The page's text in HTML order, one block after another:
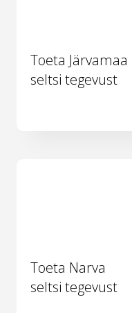
Toeta Järvamaa
seltsi tegevust
Toeta Narva
seltsi tegevust